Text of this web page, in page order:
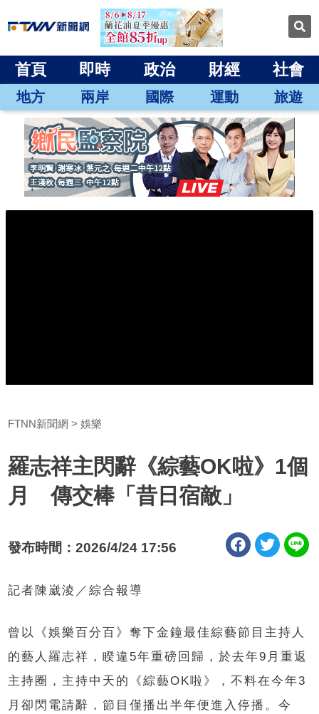
首頁 即時 政治 財經 社會
地方 兩岸 國際 運動 旅遊
FTNN新聞網 娛樂
羅志祥主閃辭《綜藝OK啦》1個
月 傳交棒「昔日宿敵」
發布時間：2026/4/24 17:56
記者陳崴淩／綜合報導
曾以《娛樂百分百》奪下金鐘最佳綜藝節目主持人
的藝人羅志祥，睽違5年重磅回歸，於去年9月重返
主持圈，主持中天的《綜藝OK啦》，不料在今年3
月卻閃電請辭，節目僅播出半年便進入停播。今